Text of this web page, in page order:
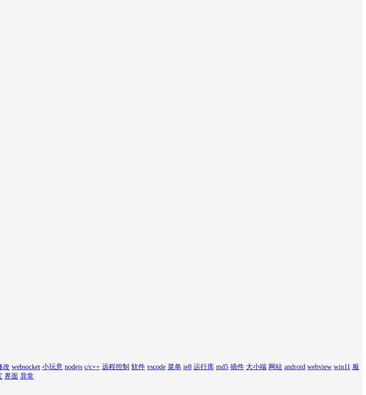
改 websocket 小玩意 nodejs c/c++ 远程控制 软件 vscode 菜单 ie8 运行库 md5 插件 大小端 网站 android webview win11 服
界面 异常